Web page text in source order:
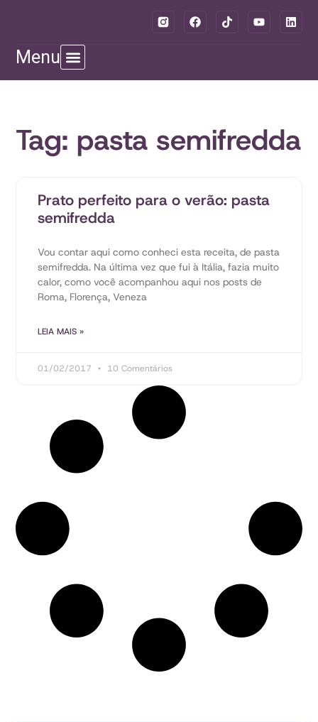
Menu
Tag: pasta semifredda
Prato perfeito para o verão: pasta
semifredda
Vou contar aqui como conheci esta receita, de pasta
semifredda. Na última vez que fui à Itália, fazia muito
calor, como você acompanhou aqui nos posts de
Roma, Florença, Veneza
LEIA MAIS »
01/02/2017 10 Comentários